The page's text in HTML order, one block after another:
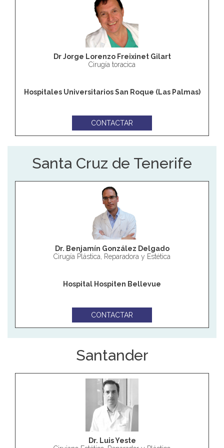
Dr Jorge Lorenzo Freixinet Gilart
Cirugía toracica
Hospitales Universitarios San Roque (Las Palmas)
CONTACTAR
Santa Cruz de Tenerife
Dr. Benjamín González Delgado
Cirugía Plástica, Reparadora y Estética
Hospital Hospiten Bellevue
CONTACTAR
Santander
Dr. Luis Yeste